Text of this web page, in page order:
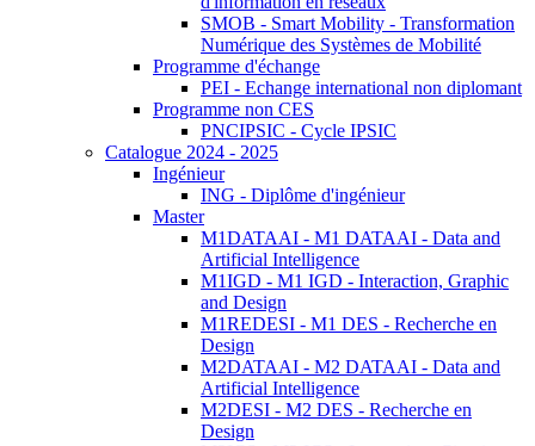
SMOB - Smart Mobility - Transformation
Numérique des Systèmes de Mobilité
Programme d'échange
PEI - Echange international non diplomant
Programme non CES
PNCIPSIC - Cycle IPSIC
Catalogue 2024 - 2025
Ingénieur
ING - Diplôme d'ingénieur
Master
M1DATAAI - M1 DATAAI - Data and
Artificial Intelligence
M1IGD - M1 IGD - Interaction, Graphic
and Design
M1REDESI - M1 DES - Recherche en
Design
M2DATAAI - M2 DATAAI - Data and
Artificial Intelligence
M2DESI - M2 DES - Recherche en
Design